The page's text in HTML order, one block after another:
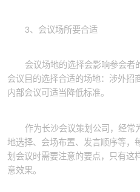
3、会议场所要合适
会议场地的选择会影响参会者
会议目的选择合适的场地：涉外招
内部会议可适当降低标准。
作为长沙会议策划公司，经常
地选择、会场布置、发言顺序等，
划会议时需要注意的要点，只有这
意效果。